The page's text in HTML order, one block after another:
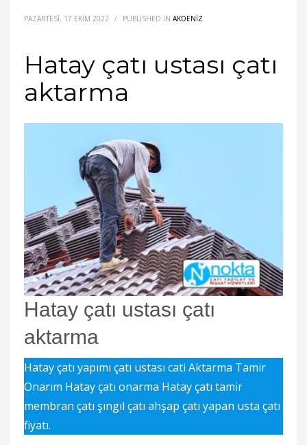
PAZARTESI, 17 EKIM 2022 / PUBLISHED IN AKDENİZ
Hatay çatı ustası çatı
aktarma
Hatay çatı ustası çatı
aktarma
Hatay çatı yapımı çatı ustası cati Aktarma Tamir
Onarım Hatay çatı onarma Hatay çatı tamir
membran çatı şıngıl çatı ahşap çatı yapan usta çatı
fiyatı.